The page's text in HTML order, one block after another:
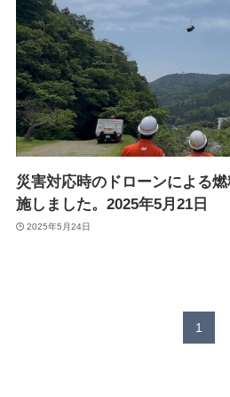
製品情報
Suveyor-X
Suveyor-Ⅱ
Suveyor-Ⅲ
Suveyor-Ⅳ
災害対応時のドローンによる
施しました。2025年5月21日
2025年5月24日
1